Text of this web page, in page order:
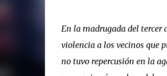
En la madrugada del tercer
violencia a los vecinos que
no tuvo repercusión en la